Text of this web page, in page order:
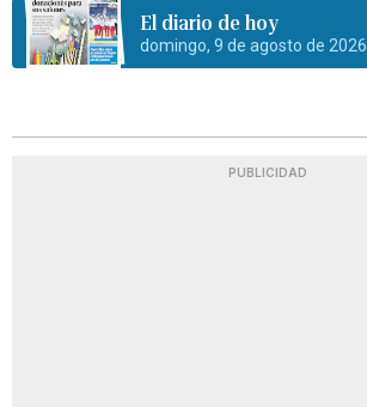
El diario de hoy
domingo, 9 de agosto de 2026
PUBLICIDAD